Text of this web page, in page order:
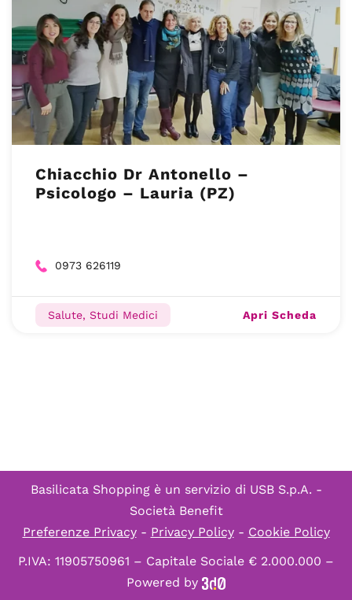
Chiacchio Dr Antonello –
Psicologo – Lauria (PZ)
0973 626119
Salute, Studi Medici Apri Scheda
Basilicata Shopping è un servizio di USB S.p.A. -
Società Benefit
Preferenze Privacy- Privacy Policy- Cookie Policy
P.IVA: 11905750961 – Capitale Sociale € 2.000.000 –
Powered by